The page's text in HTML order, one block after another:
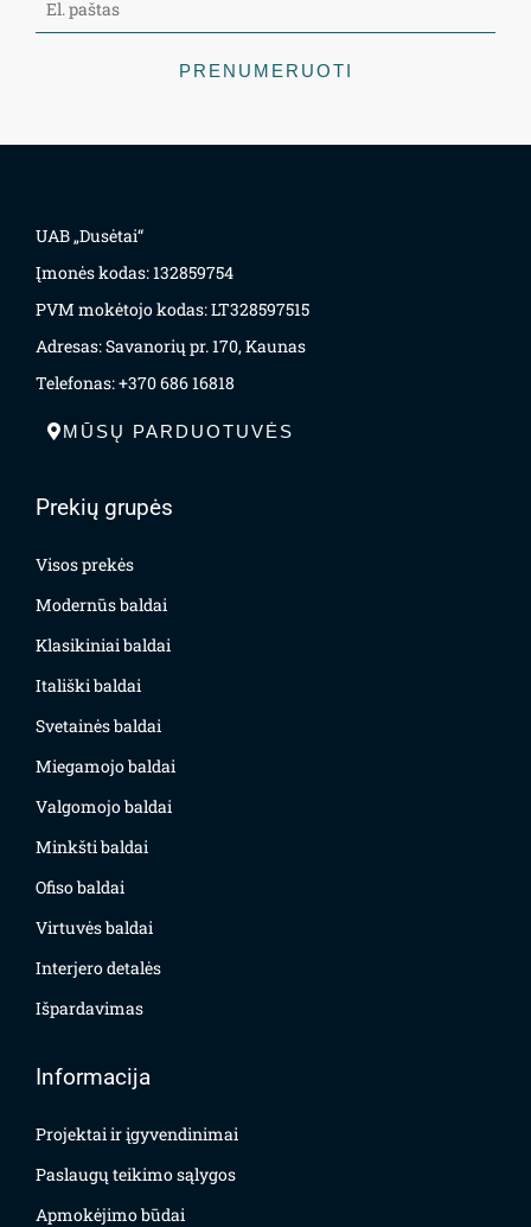
PRENUMERUOTI
UAB „Dusėtai“
Įmonės kodas: 132859754
PVM mokėtojo kodas: LT328597515
Adresas: Savanorių pr. 170, Kaunas
Telefonas: +370 686 16818
MŪSŲ PARDUOTUVĖS
Prekių grupės
Visos prekės
Modernūs baldai
Klasikiniai baldai
Itališki baldai
Svetainės baldai
Miegamojo baldai
Valgomojo baldai
Minkšti baldai
Ofiso baldai
Virtuvės baldai
Interjero detalės
Išpardavimas
Informacija
Projektai ir įgyvendinimai
Paslaugų teikimo sąlygos
Apmokėjimo būdai